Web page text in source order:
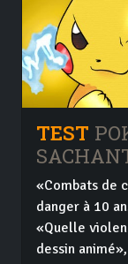
TEST
«Combats de
danger à 10
«Quelle
dessin